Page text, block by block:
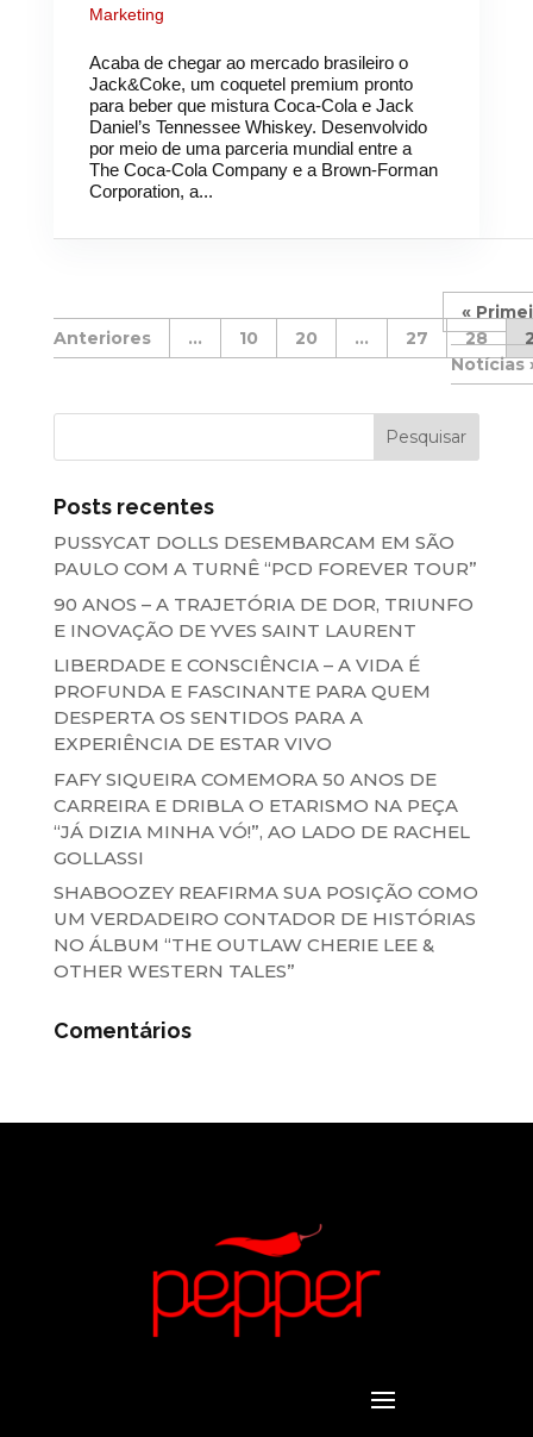
Marketing
Acaba de chegar ao mercado brasileiro o
Jack&Coke, um coquetel premium pronto
para beber que mistura Coca-Cola e Jack
Daniel’s Tennessee Whiskey. Desenvolvido
por meio de uma parceria mundial entre a
The Coca-Cola Company e a Brown-Forman
Corporation, a...
«
...
10 20 ... 27 28
Posts recentes
PUSSYCAT DOLLS DESEMBARCAM EM SÃO
PAULO COM A TURNÊ “PCD FOREVER TOUR”
90 ANOS – A TRAJETÓRIA DE DOR, TRIUNFO
E INOVAÇÃO DE YVES SAINT LAURENT
LIBERDADE E CONSCIÊNCIA – A VIDA É
PROFUNDA E FASCINANTE PARA QUEM
DESPERTA OS SENTIDOS PARA A
EXPERIÊNCIA DE ESTAR VIVO
FAFY SIQUEIRA COMEMORA 50 ANOS DE
CARREIRA E DRIBLA O ETARISMO NA PEÇA
“JÁ DIZIA MINHA VÓ!”, AO LADO DE RACHEL
GOLLASSI
SHABOOZEY REAFIRMA SUA POSIÇÃO COMO
UM VERDADEIRO CONTADOR DE HISTÓRIAS
NO ÁLBUM “THE OUTLAW CHERIE LEE &
OTHER WESTERN TALES”
Comentários